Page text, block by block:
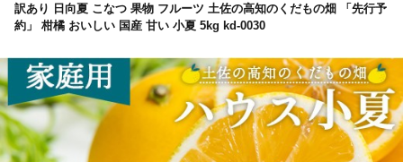
訳あり 日向夏 こなつ 果物 フルーツ 土佐の高知のくだもの畑 「先行予
約」 柑橘 おいしい 国産 甘い 小夏 5kg kd-0030